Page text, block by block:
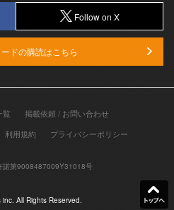
Follow on X
ドの購読はこちら
覧
掲載依頼 / お問い合わせ
利用規約 プライバシーポリシー
諾第9008487009Y31018号
All Rights Reserved.